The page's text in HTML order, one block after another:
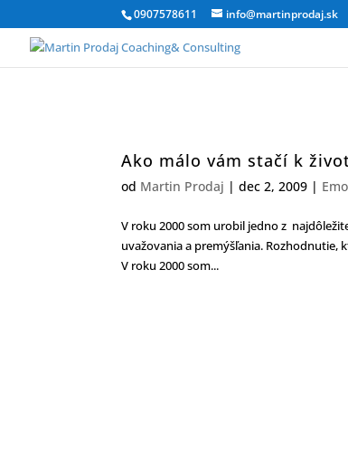
0907578611 info@martinprodaj.sk
Ako málo vám stačí k
od Martin Prodaj |dec 2, 2009 |
V roku 2000 som urobil jedno z
uvažovania a premýšľania. Rozhodnutie,
V roku 2000 som...